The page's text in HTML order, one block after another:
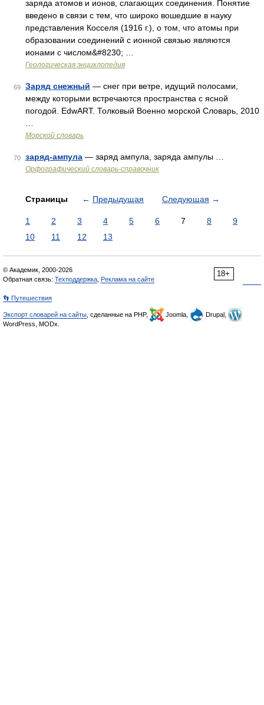
заряда атомов и ионов, слагающих соединения. Понятие
введено в связи с тем, что широко вошедшие в науку
представления Косселя (1916 г.), о том, что атомы при
образовании соединений с ионной связью являются
ионами с числом&#8230; …
Геологическая энциклопедия
69 Заряд снежный — снег при ветре, идущий полосами,
между которыми встречаются пространства с ясной
погодой. EdwART. Толковый Военно морской Словарь, 2010
Морской словарь
70 заряд-ампула — заряд ампула, заряда ампулы …
Орфографический словарь-справочник
Страницы ← Предыдущая Следующая →
1 2 3 4 5 6 7 8
9
10
11 12 13
18+
© Академик, 2000-2026
Обратная связь: Техподдержка Реклама на сайте
👣 Путешествия
Экспорт словарей на сайты , сделанные на PHP, Joomla,
Drupal,
WordPress, MODx.